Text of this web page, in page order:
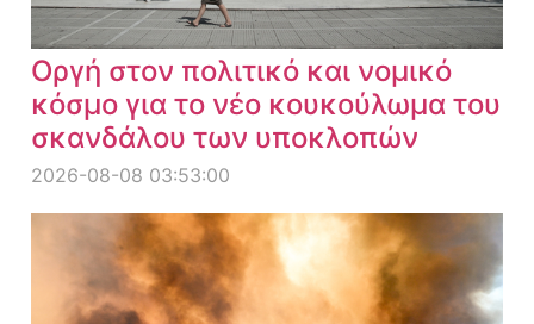
Οργή στον πολιτικό και νομικό
κόσμο για το νέο κουκούλωμα του
σκανδάλου των υποκλοπών
2026-08-08 03:53:00